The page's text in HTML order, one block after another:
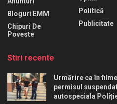
Bloguri EMM
Chipuri De
Poveste
Politică
Publicitate
Stiri recente
Urmărire ca în
permisul
autospeciala